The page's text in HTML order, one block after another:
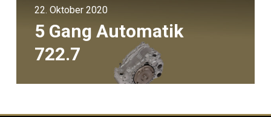
22. Oktober 2020
5 Gang Automatik
722.7